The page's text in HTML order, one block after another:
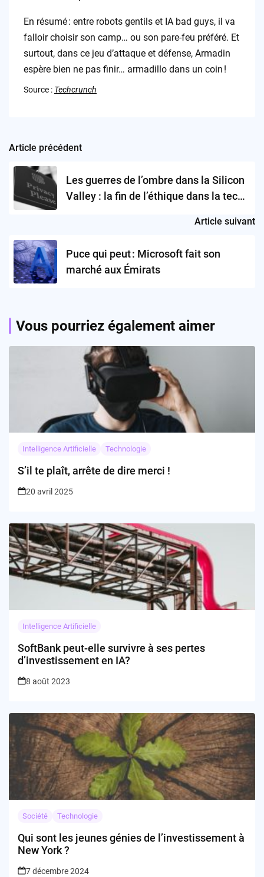
En résumé : entre robots gentils et IA bad guys, il va
falloir choisir son camp… ou son pare-feu préféré. Et
surtout, dans ce jeu d’attaque et défense, Armadin
espère bien ne pas finir… armadillo dans un coin !
Source : Techcrunch
Post
navigation
Article précédent
Les guerres de l’ombre dans la Silicon
Valley : la fin de l’éthique dans la tech
Article suivant
Puce qui peut : Microsoft fait son
marché aux Émirats
Vous pourriez également aimer
Intelligence Artificielle Technologie
S’il te plaît, arrête de dire merci !
20 avril 2025
Intelligence Artificielle
SoftBank peut-elle survivre à ses pertes
d’investissement en IA?
8 août 2023
Société Technologie
Qui sont les jeunes génies de l’investissement à
New York ?
7 décembre 2024